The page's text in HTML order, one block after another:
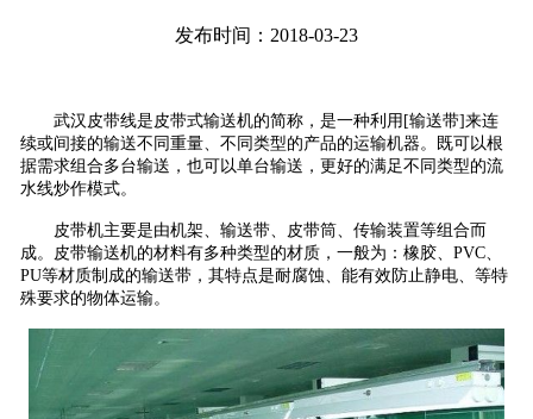
发布时间：2018-03-23
武汉皮带线是皮带式输送机的简称，是一种利用[输送带]来连
续或间接的输送不同重量、不同类型的产品的运输机器。既可以根
据需求组合多台输送，也可以单台输送，更好的满足不同类型的流
水线炒作模式。
皮带机主要是由机架、输送带、皮带筒、传输装置等组合而
成。皮带输送机的材料有多种类型的材质，一般为：橡胶、PVC、
PU等材质制成的输送带，其特点是耐腐蚀、能有效防止静电、等特
殊要求的物体运输。